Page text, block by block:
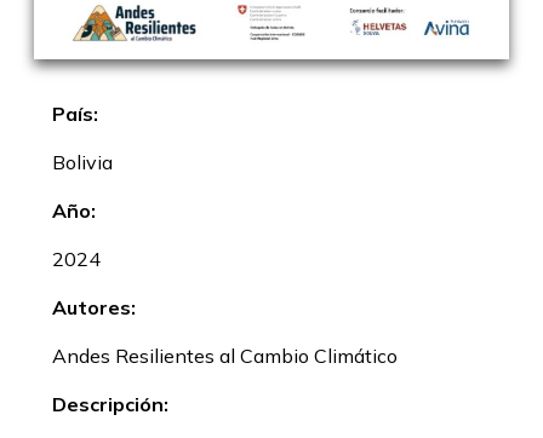
País:
Bolivia
Año:
2024
Autores:
Andes Resilientes al Cambio Climático
Descripción: